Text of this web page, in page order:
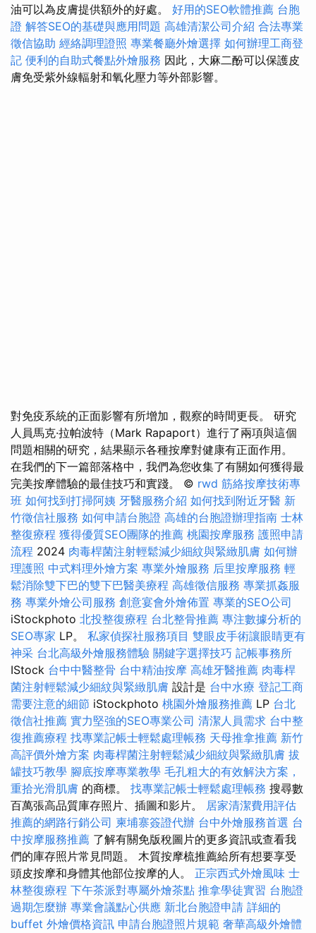
油可以為皮膚提供額外的好處。 好用的SEO軟體推薦 台胞
證 解答SEO的基礎與應用問題 高雄清潔公司介紹 合法專業
徵信協助 經絡調理證照 專業餐廳外燴選擇 如何辦理工商登
記 便利的自助式餐點外燴服務 因此，大麻二酚可以保護皮
膚免受紫外線輻射和氧化壓力等外部影響。
對免疫系統的正面影響有所增加，觀察的時間更長。 研究
人員馬克·拉帕波特（Mark Rapaport）進行了兩項與這個
問題相關的研究，結果顯示各種按摩對健康有正面作用。
在我們的下一篇部落格中，我們為您收集了有關如何獲得最
完美按摩體驗的最佳技巧和實踐。 © rwd 筋絡按摩技術專
班 如何找到打掃阿姨 牙醫服務介紹 如何找到附近牙醫 新
竹徵信社服務 如何申請台胞證 高雄的台胞證辦理指南 士林
整復療程 獲得優質SEO團隊的推薦 桃園按摩服務 護照申請
流程 2024 肉毒桿菌注射輕鬆減少細紋與緊緻肌膚 如何辦
理護照 中式料理外燴方案 專業外燴服務 后里按摩服務 輕
鬆消除雙下巴的雙下巴醫美療程 高雄徵信服務 專業抓姦服
務 專業外燴公司服務 創意宴會外燴佈置 專業的SEO公司
iStockphoto 北投整復療程 台北整骨推薦 專注數據分析的
SEO專家 LP。 私家偵探社服務項目 雙眼皮手術讓眼睛更有
神采 台北高級外燴服務體驗 關鍵字選擇技巧 記帳事務所
IStock 台中中醫整骨 台中精油按摩 高雄牙醫推薦 肉毒桿
菌注射輕鬆減少細紋與緊緻肌膚 設計是 台中水療 登記工商
需要注意的細節 iStockphoto 桃園外燴服務推薦 LP 台北
徵信社推薦 實力堅強的SEO專業公司 清潔人員需求 台中整
復推薦療程 找專業記帳士輕鬆處理帳務 天母推拿推薦 新竹
高評價外燴方案 肉毒桿菌注射輕鬆減少細紋與緊緻肌膚 拔
罐技巧教學 腳底按摩專業教學 毛孔粗大的有效解決方案，
重拾光滑肌膚 的商標。 找專業記帳士輕鬆處理帳務 搜尋數
百萬張高品質庫存照片、插圖和影片。 居家清潔費用評估
推薦的網路行銷公司 柬埔寨簽證代辦 台中外燴服務首選 台
中按摩服務推薦 了解有關免版稅圖片的更多資訊或查看我
們的庫存照片常見問題。 木質按摩梳推薦給所有想要享受
頭皮按摩和身體其他部位按摩的人。 正宗西式外燴風味 士
林整復療程 下午茶派對專屬外燴茶點 推拿學徒實習 台胞證
過期怎麼辦 專業會議點心供應 新北台胞證申請 詳細的
buffet 外燴價格資訊 申請台胞證照片規範 奢華高級外燴體